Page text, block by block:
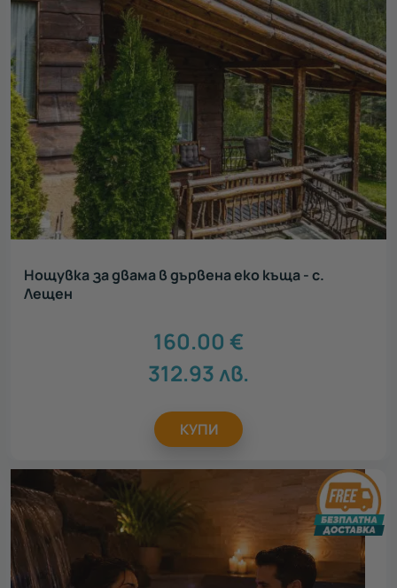
Нощувка за двама в дървена еко къща - с.
Лещен
160.00 €
312.93лв.
КУПИ